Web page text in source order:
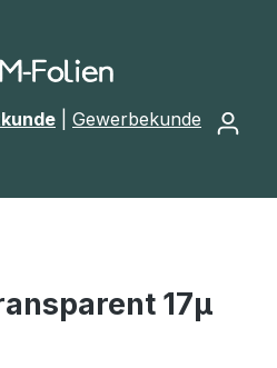
Gewerbekunde
Positionen. Der
17µ